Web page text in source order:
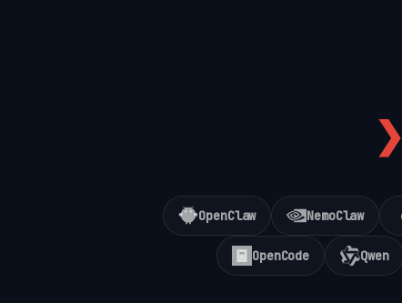
❯
OpenClaw NemoClaw
OpenCode Qwen